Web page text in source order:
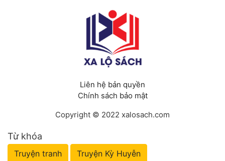
Liên hệ bản quyền
Chính sách bảo mật
Copyright © 2022 xalosach.com
Từ khóa
Truyện tranh Truyện Kỳ Huyễn